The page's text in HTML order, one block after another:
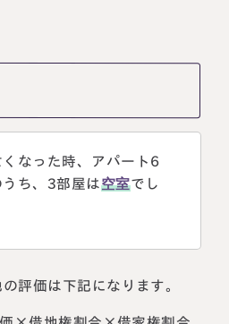
くなった時、アパート6
うち、3部屋は空室でし
評価は下記になります。